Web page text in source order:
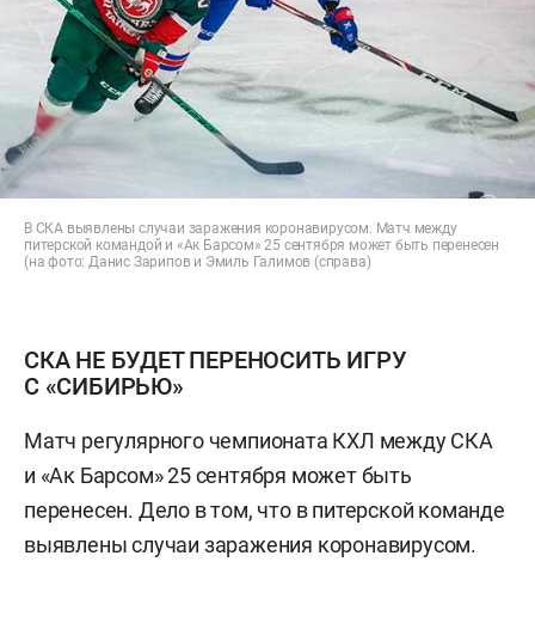
В СКА выявлены случаи заражения коронавирусом. Матч между
питерской командой и «Ак Барсом» 25 сентября может быть перенесен
(на фото: Данис Зарипов и Эмиль Галимов (справа)
СКА НЕ БУДЕТ ПЕРЕНОСИТЬ ИГРУ
С «СИБИРЬЮ»
Матч регулярного чемпионата КХЛ между СКА
и «Ак Барсом» 25 сентября может быть
перенесен. Дело в том, что в питерской команде
выявлены случаи заражения коронавирусом.